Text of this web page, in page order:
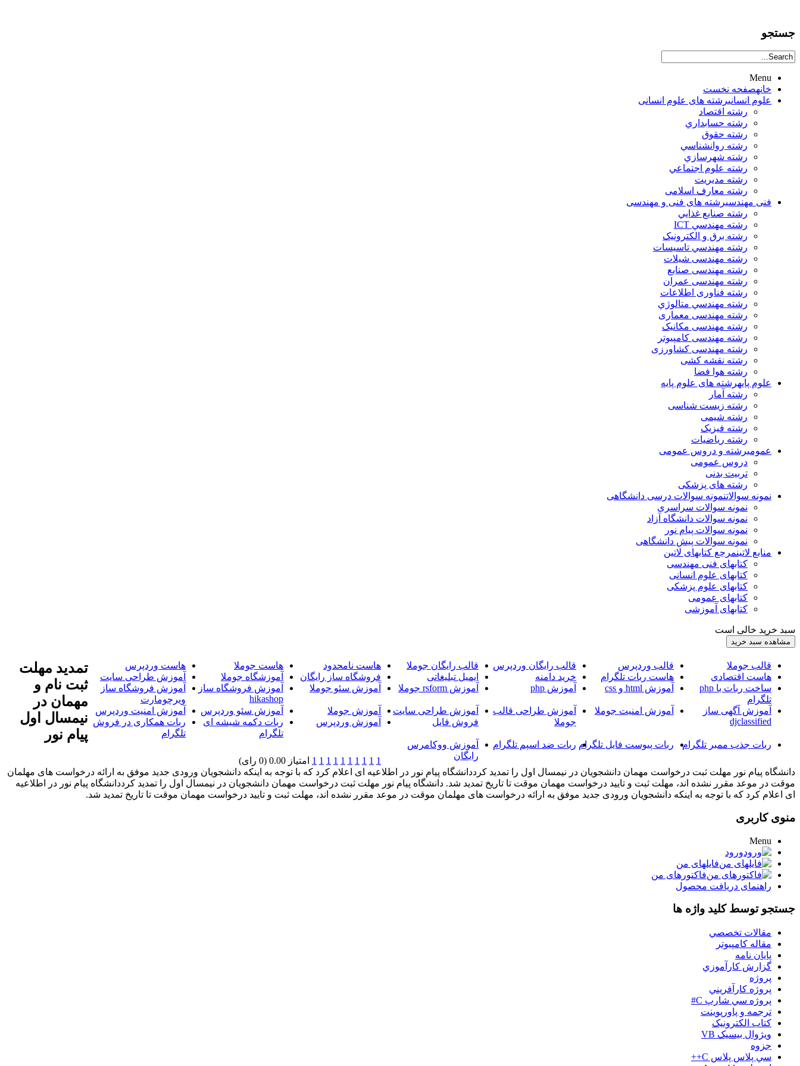
جستجو
Menu
خانهصفحه نخست
علوم انسانيرشته های علوم انسانی
رشته اقتصاد
رشته حسابداري
رشته حقوق
رشته روانشناسي
رشته شهرسازي
رشته علوم اجتماعي
رشته مديريت
رشته معارف اسلامی
فنی مهندسیرشته های فنی و مهندسی
رشته صنايع غذايي
رشته مهندسي ICT
رشته برق و الکترونيک
رشته مهندسي تاسيسات
رشته مهندسی شیلات
رشته مهندسی صنایع
رشته مهندسی عمران
رشته فناوری اطلاعات
رشته مهندسي متالوژي
رشته مهندسی معماری
رشته مهندسی مکانیک
رشته مهندسی کامپیوتر
رشته مهندسی کشاورزی
رشته نقشه کشی
رشته هوا فضا
علوم پایهرشته های علوم پایه
رشته آمار
رشته زیست شناسی
رشته شیمی
رشته فیزیک
رشته ریاضیات
عمومیرشته و دروس عمومی
دروس عمومی
تربیت بدنی
رشته های پزشکی
نمونه سوالاتنمونه سوالات درسی دانشگاهی
نمونه سوالات سراسری
نمونه سوالات دانشگاه آزاد
نمونه سوالات پیام نور
نمونه سوالات پیش دانشگاهی
منابع لاتینمرجع کتابهای لاتین
کتابهای فنی مهندسی
کتابهای علوم انسانی
کتابهای علوم پزشکی
کتابهای عمومی
کتابهای آموزشی
سبد خرید خالی است
قالب جوملا قالب وردپرس قالب رایگان وردپرس قالب رایگان جوملا هاست نامحدود هاست جوملا
هاست وردپرس
هاست اقتصادی
هاست ربات تلگرام خرید دامنه ایمیل تبلیغاتی فروشگاه ساز رایگان آموزشگاه جوملا
آموزش طراحی سایت
ساخت ربات با php
تلگرام
آموزش html و css آموزش php آموزش rsform جوملا آموزش سئو جوملا
آموزش فروشگاه ساز
hikashop
آموزش فروشگاه ساز
ویرچومارت
آموزش آگهی ساز
djclassified
آموزش امنیت جوملا
آموزش طراحی قالب
جوملا
آموزش طراحی سایت
فروش فایل
آموزش جوملا آموزش سئو وردپرس
آموزش امنیت وردپرس
آموزش وردپرس
ربات دکمه شیشه ای
تلگرام
ربات همکاری در فروش
تلگرام
ربات جذب ممبر تلگرام
ربات پیوست فایل تلگرام ربات ضد اسپم تلگرام
آموزش ووکامرس
رایگان
تمدید مهلت
ثبت نام و
مهمان در
نیمسال اول
پیام نور
1
1
1
1
1
1
1
1
1
1 امتیاز 0.00 (0 رای)
دانشگاه پیام نور مهلت ثبت درخواست مهمان دانشجویان در نیمسال اول را تمدید کرددانشگاه پیام نور در اطلاعیه ای اعلام کرد که با توجه به اینکه دانشجویان ورودی جدید موفق به ارائه درخواست های مهلمان
موقت در موعد مقرر نشده اند، مهلت ثبت و تایید درخواست مهمان موقت تا تاریخ تمدید شد. دانشگاه پیام نور مهلت ثبت درخواست مهمان دانشجویان در نیمسال اول را تمدید کرددانشگاه پیام نور در اطلاعیه
ای اعلام کرد که با توجه به اینکه دانشجویان ورودی جدید موفق به ارائه درخواست های مهلمان موقت در موعد مقرر نشده اند، مهلت ثبت و تایید درخواست مهمان موقت تا تاریخ تمدید شد.
منوی کاربری
Menu
ورود
فایلهای من
فاکتورهای من
راهنمای دریافت محصول
جستجو توسط کلید واژه ها
مقالات تخصصي
مقاله کامپیوتر
پایان نامه
گزارش کارآموزي
پروژه
پروژه کارآفريني
پروژه سي شارپ C#
ترجمه و پاورپوينت
کتاب الکترونيک
ويژوال بيسيک VB
جزوه
سي پلاس پلاس C++